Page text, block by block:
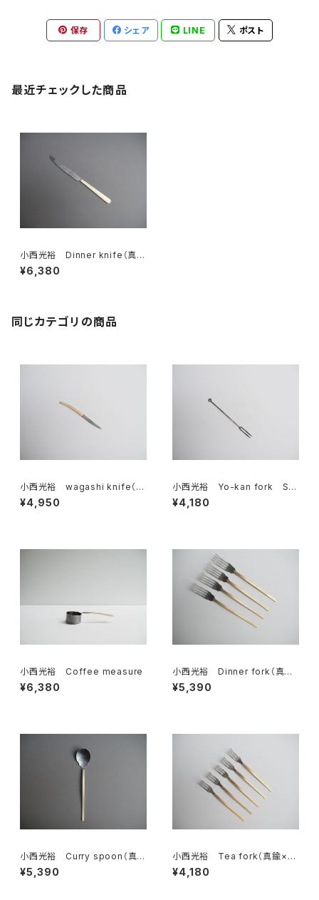
保存 シェア LINE ポスト
最近チェックした商品
小西光裕 Dinner knife（真鍮
×ステンレス）
¥6,380
同じカテゴリの商品
小西光裕 wagashi knife（真
鍮×ステンレス）
¥4,950
小西光裕 Yo-kan fork Sta
inless steel
¥4,180
小西光裕 Coffee measure
¥6,380
小西光裕 Dinner fork（真鍮
×ステンレス）
¥5,390
小西光裕 Curry spoon（真鍮
×ステンレス）
¥5,390
小西光裕 Tea fork（真鍮×ス
テンレス）
¥4,180